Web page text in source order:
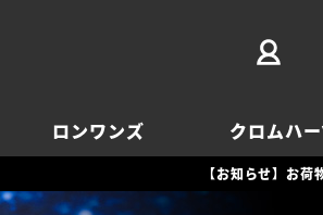
ロンワンズ クロムハ
【お知らせ】お